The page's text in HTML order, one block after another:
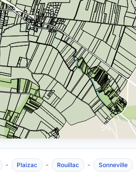
- Plaizac - Rouillac - Sonneville